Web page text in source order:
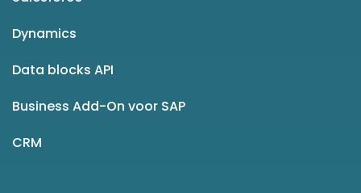
Dynamics
Data blocks API
Business Add-On voor SAP
CRM